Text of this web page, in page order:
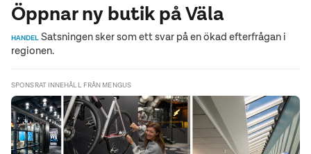
Öppnar ny butik på Väla
HANDEL Satsningen sker som ett svar på en ökad efterfrågan i
regionen.
SPONSRAT INNEHÅLL FRÅN MENGUS